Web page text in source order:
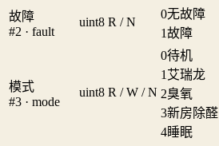
故障
#2 · fault
uint8 R / N
0无故障
1故障
模式
#3 · mode
uint8 R / W / N
0待机
1 艾瑞龙
2臭氧
3新房除醛
4睡眠